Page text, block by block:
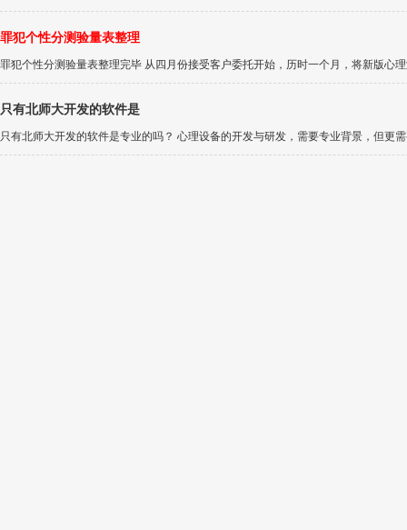
罪犯个性分测验量表整理
罪犯个性分测验量表整理完毕 从四月份接受客户委托开始，历时一个月，将新版心
只有北师大开发的软件是
只有北师大开发的软件是专业的吗？ 心理设备的开发与研发，需要专业背景，但更